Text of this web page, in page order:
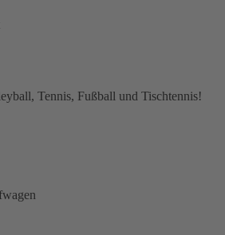
Tennis, Fußball und Tischtennis!